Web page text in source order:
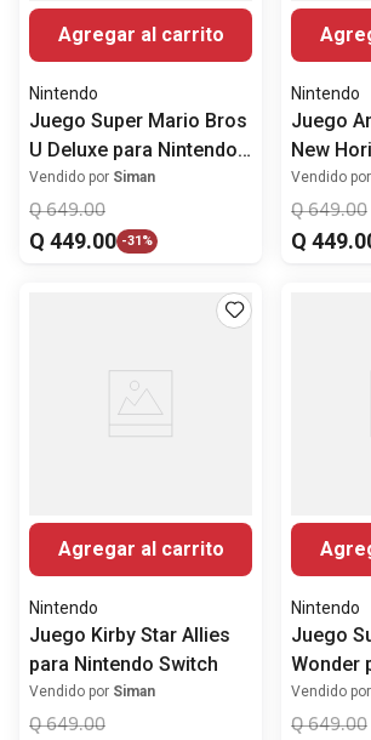
Agregar al carrito
Nintendo
Juego Super Mario Bros
U Deluxe para Nintendo
Switch
Vendido por Siman
Q 649.00
Q 449.00 -31%
Nintendo
Juego
New
Nintendo
Vendido por
Q 649.00
Q 449.
Agregar al carrito
Nintendo
Juego Kirby Star Allies
para Nintendo Switch
Vendido por Siman
Q 649.00
Nintendo
Juego
Wonder
Switch
Vendido por
Q 649.00